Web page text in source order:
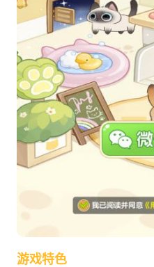
游戏特色